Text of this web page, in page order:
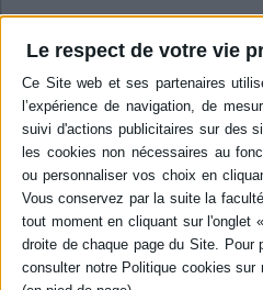
Le respect de votre vie